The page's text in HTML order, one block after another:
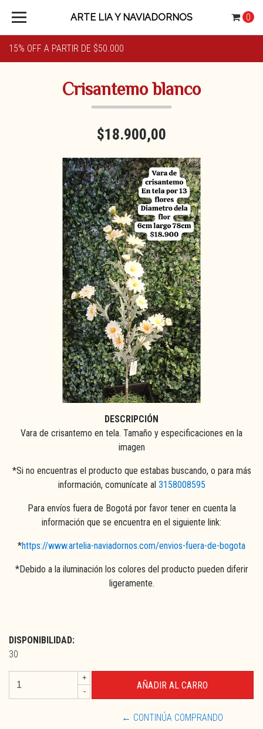
15% OFF A PARTIR DE $50.000
ARTE LIA Y NAVIADORNOS 0
Crisantemo blanco
$18.900,00
DESCRIPCIÓN
Vara de crisantemo en tela. Tamaño y especificaciones en la
imagen
*Si no encuentras el producto que estabas buscando, o para más
información, comunícate al 3158008595
Para envíos fuera de Bogotá por favor tener en cuenta la
información que se encuentra en el siguiente link:
*https://www.artelia-naviadornos.com/envios-fuera-de-bogota
*Debido a la iluminación los colores del producto pueden diferir
ligeramente.
DISPONIBILIDAD:
30
+
-
← CONTINÚA COMPRANDO